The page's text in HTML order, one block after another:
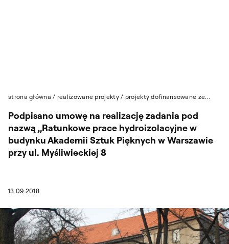
strona główna / realizowane projekty/ projekty dofinansowane ze...
13.09.2018
Podpisano umowę na realizację zadania pod
nazwą „Ratunkowe prace hydroizolacyjne w
budynku Akademii Sztuk Pięknych w Warszawie
przy ul. Myśliwieckiej 8